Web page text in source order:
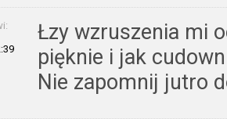
Łzy wzruszenia mi
pięknie i jak
Nie zapomnij jutro